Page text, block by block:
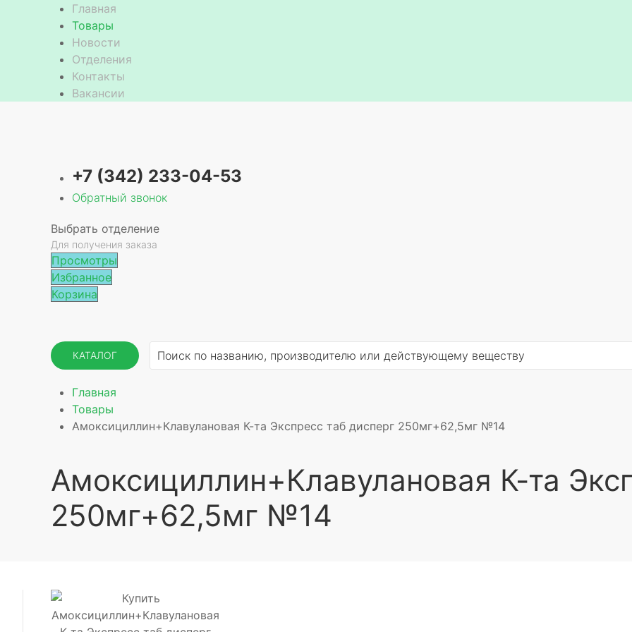
Главная
Товары
Новости
Отделения
Контакты
Вакансии
+7 (342) 233-04-53
Обратный звонок
Выбрать отделение
Для получения заказа
Просмотры
Избранное
Корзина
КАТАЛОГ
Главная
Товары
Амоксициллин+Клавулановая К-та Экспресс таб дисперг 250мг+62,5мг №14
Амоксициллин+Клавулановая К-та
250мг+62,5мг №14